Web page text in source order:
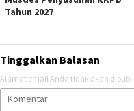
Tahun 2027
Tinggalkan Balasan
Alamat email Anda tidak akan